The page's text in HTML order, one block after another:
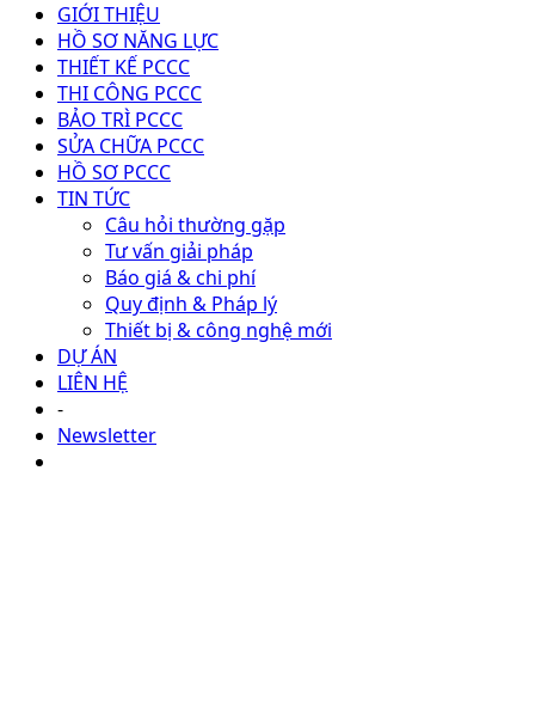
GIỚI THIỆU
HỒ SƠ NĂNG LỰC
THIẾT KẾ PCCC
THI CÔNG PCCC
BẢO TRÌ PCCC
SỬA CHỮA PCCC
HỒ SƠ PCCC
TIN TỨC
Câu hỏi thường gặp
Tư vấn giải pháp
Báo giá & chi phí
Quy định & Pháp lý
Thiết bị & công nghệ mới
DỰ ÁN
LIÊN HỆ
-
Newsletter